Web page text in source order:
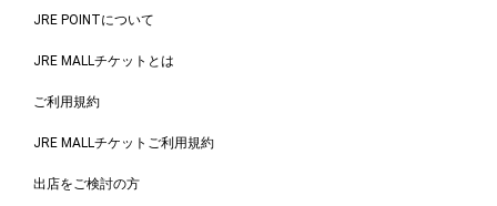
JRE POINTについて
JRE MALLチケットとは
ご利用規約
JRE MALLチケットご利用規約
出店をご検討の方